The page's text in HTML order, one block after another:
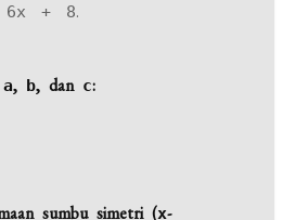
+ 8.
a, b, dan c:
sumbu simetri (x-